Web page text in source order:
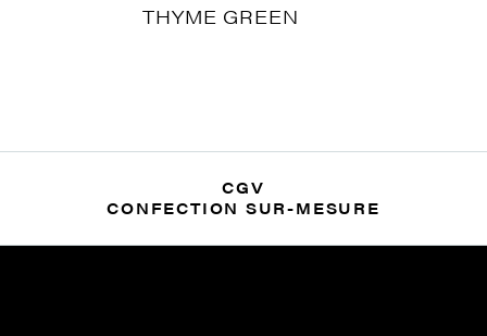
THYME GREEN
CGV
CONFECTION SUR-MESURE